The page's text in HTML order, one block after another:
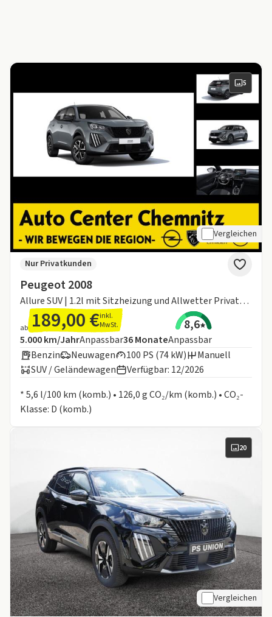
5
Vergleichen
Peugeot 2008
Allure SUV | 1.2l mit Sitzheizung und Allwetter Privathammer
Nur Privatkunden
ab 189,00 €inkl.
MwSt.
8,6
Angebotsdetails:
Inklusive Laufleistung
5.000 km/JahrAnpassbarLaufzeit
36MonateAnpassbar
Benzin
Neuwagen 100 PS (74 kW)
Manuell
SUV / Geländewagen
Verfügbar: 12/2026
* 5,6 l/100 km (komb.) • 126,0 g CO₂/km (komb.) • CO₂-
Klasse: D (komb.)
20
Vergleichen